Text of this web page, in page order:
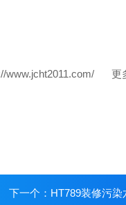
更
下一个： HT789装修污染六合一检测